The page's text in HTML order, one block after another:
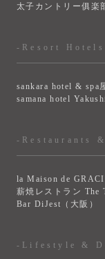
太子カントリー俱楽
-Resort Hotels
sankara hotel & spa
samana hotel
-Restaurants
la Maison de
薪焼レストラン The
Bar DiJest（大阪）
-Lifestyle &